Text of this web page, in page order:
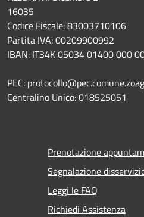
16035
Codice Fiscale: 83003710106
Partita IVA: 00209900992
IBAN: IT34K 05034 01400 000
PEC:
Centralino Unico: 018525051
Prenotazione
Segnalazione
Leggi le FAQ
Richiedi Assistenza